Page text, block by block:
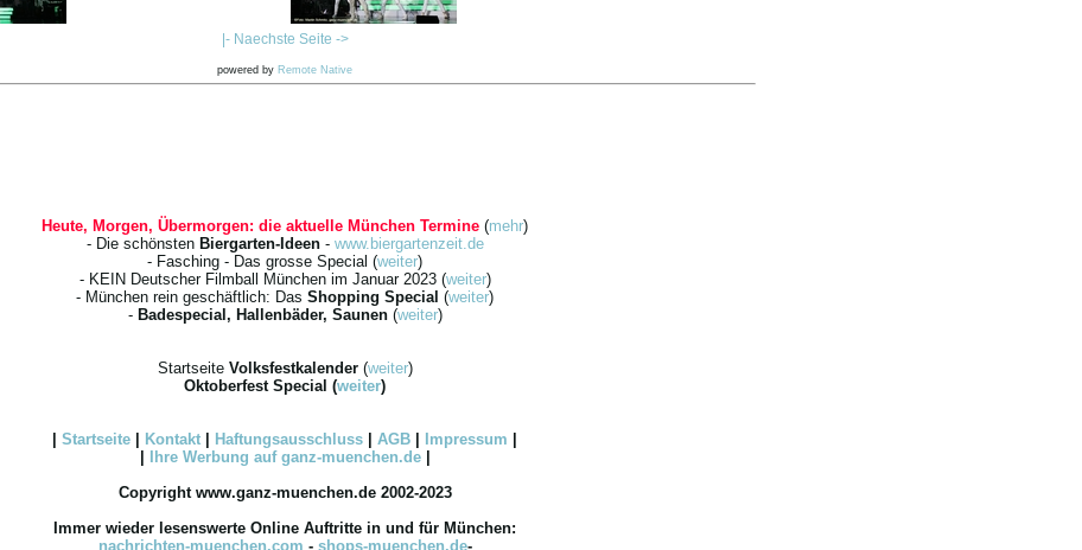
|- Naechste Seite ->
powered by Remote Native
Heute, Morgen, Übermorgen: die aktuelle München Termine (mehr)
- Die schönsten Biergarten-Ideen- www.biergartenzeit.de
- Fasching - Das grosse Special (weiter)
- KEIN Deutscher Filmball München im Januar 2023 (weiter)
- München rein geschäftlich: Das Shopping Special (weiter)
- Badespecial, Hallenbäder, Saunen(weiter)
Startseite Volksfestkalender(weiter)
Oktoberfest Special (weiter)
Startseite Kontakt Haftungsausschluss AGB Impressum
IhreWerbung auf ganz-muenchen.de|
Copyright www.ganz-muenchen.de 2002-2023
Immer wieder lesenswerte Online Auftritte in und für München:
nachrichten-muenchen.com - shops-muenchen.de-